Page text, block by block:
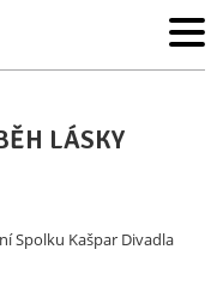
LÁSKY
Spolku Kašpar Divadla